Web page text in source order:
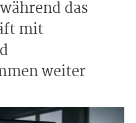
das
mit
weiter